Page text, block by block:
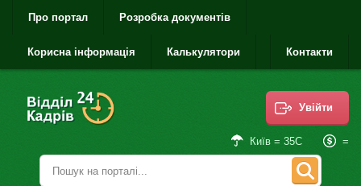
Про портал Розробка документів
Корисна інформація Калькулятори Контакти
Увійти
Київ = 35С =